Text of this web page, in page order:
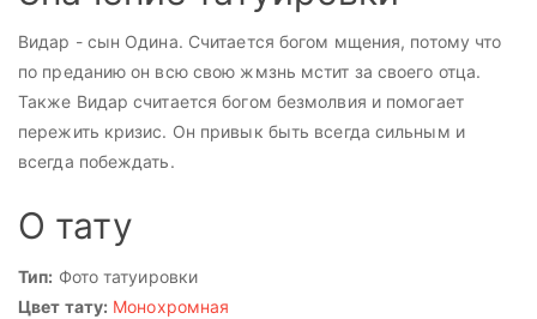
Видар - сын Одина. Считается богом мщения, потому что
по преданию он всю свою жмзнь мстит за своего отца.
Также Видар считается богом безмолвия и помогает
пережить кризис. Он привык быть всегда сильным и
всегда побеждать.
О тату
Тип: Фото татуировки
Цвет тату: Монохромная